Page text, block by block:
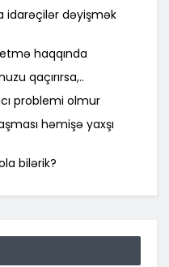
idarəçilər dəyişmək
haqqında
qaçırırsa,..
problemi olmur
həmişə yaxşı
bilərik?